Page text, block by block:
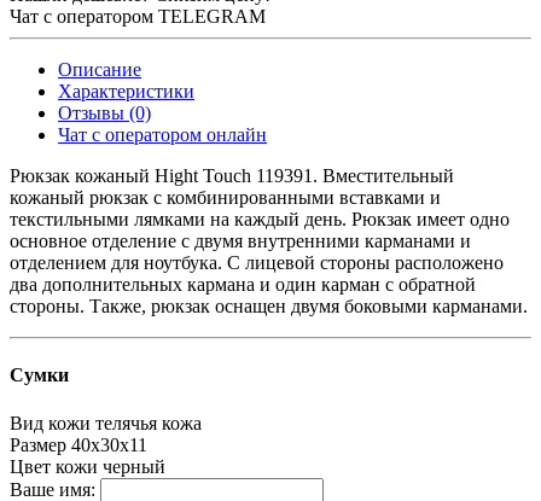
Чат с оператором TELEGRAM
Описание
Характеристики
Отзывы (0)
Чат с оператором онлайн
Рюкзак кожаный Hight Touch 119391. Вместительный
кожаный рюкзак с комбинированными вставками и
текстильными лямками на каждый день. Рюкзак имеет одно
основное отделение с двумя внутренними карманами и
отделением для ноутбука. С лицевой стороны расположено
два дополнительных кармана и один карман с обратной
стороны. Также, рюкзак оснащен двумя боковыми карманами.
Сумки
Вид кожи телячья кожа
Размер 40х30х11
Цвет кожи черный
Ваше имя: